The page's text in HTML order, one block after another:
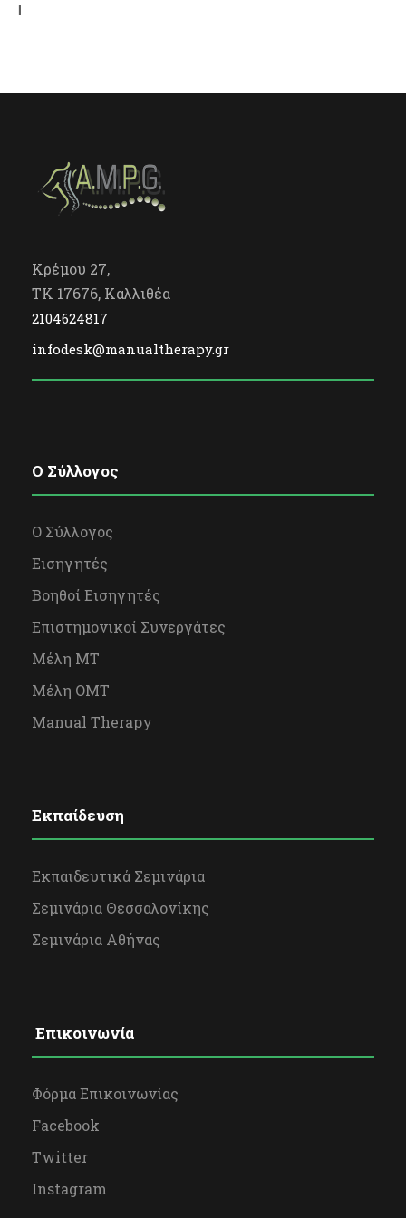
I
Κρέμου 27,
TK 17676, Καλλιθέα
2104624817
infodesk@manualtherapy.gr
O Σύλλογος
Ο Σύλλογος
Εισηγητές
Βοηθοί Εισηγητές
Επιστημονικοί Συνεργάτες
Μέλη ΜΤ
Μέλη OΜΤ
Manual Therapy
Εκπαίδευση
Εκπαιδευτικά Σεμινάρια
Σεμινάρια Θεσσαλονίκης
Σεμινάρια Αθήνας
Επικοινωνία
Φόρμα Επικοινωνίας
Facebook
Twitter
Instagram